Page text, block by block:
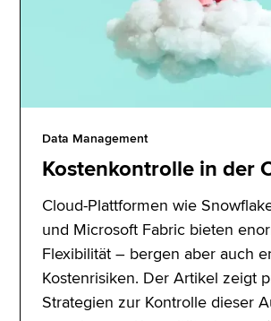
Data Management
Kostenkontrolle in der
Cloud-Plattformen wie
und Microsoft Fabric bieten
Flexibilität – bergen aber auch
Kostenrisiken. Der Artikel zeigt
Strategien zur Kontrolle dieser